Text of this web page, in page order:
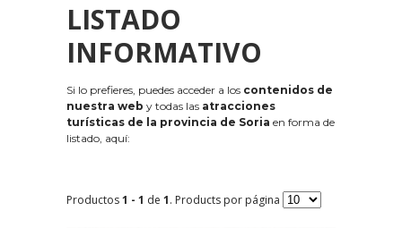
LISTADO
INFORMATIVO
Si lo prefieres, puedes acceder a los contenidos de
nuestra web y todas las atracciones
turísticas de la provincia de Soria en forma de
listado, aquí:
Productos1 - 1 de 1. Products por página